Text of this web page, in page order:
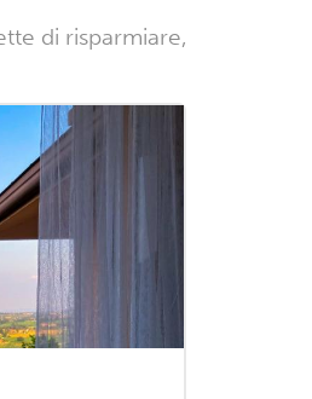
di risparmiare,